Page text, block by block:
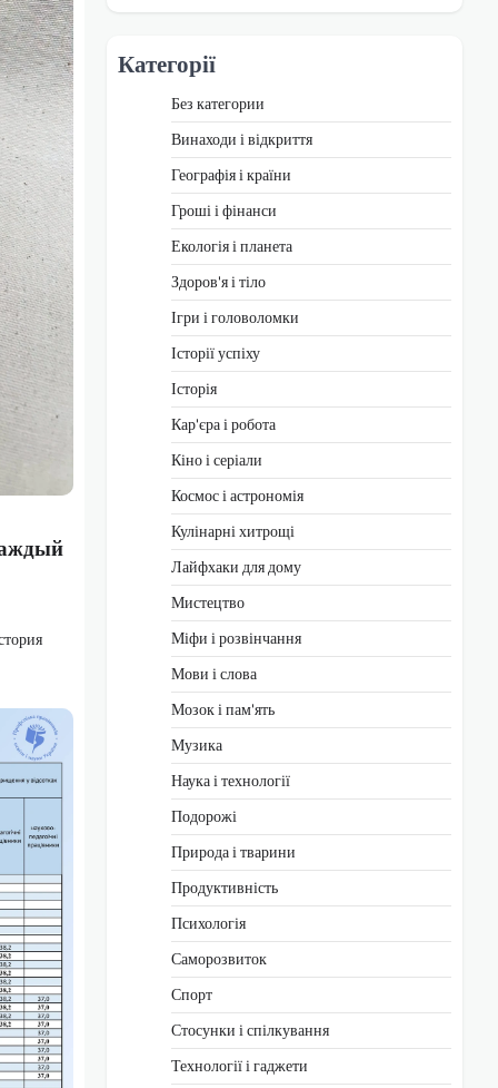
Категорії
Без категории
Винаходи і відкриття
Географія і країни
Гроші і фінанси
Екологія і планета
Здоров'я і тіло
Ігри і головоломки
Історії успіху
Історія
Кар'єра і робота
Кіно і серіали
Космос і астрономія
Кулінарні хитрощі
Лайфхаки для дому
Мистецтво
Міфи і розвінчання
Мови і слова
Мозок і пам'ять
Музика
Наука і технології
Подорожі
Природа і тварини
Продуктивність
Психологія
Саморозвиток
Спорт
Стосунки і спілкування
Технології і гаджети